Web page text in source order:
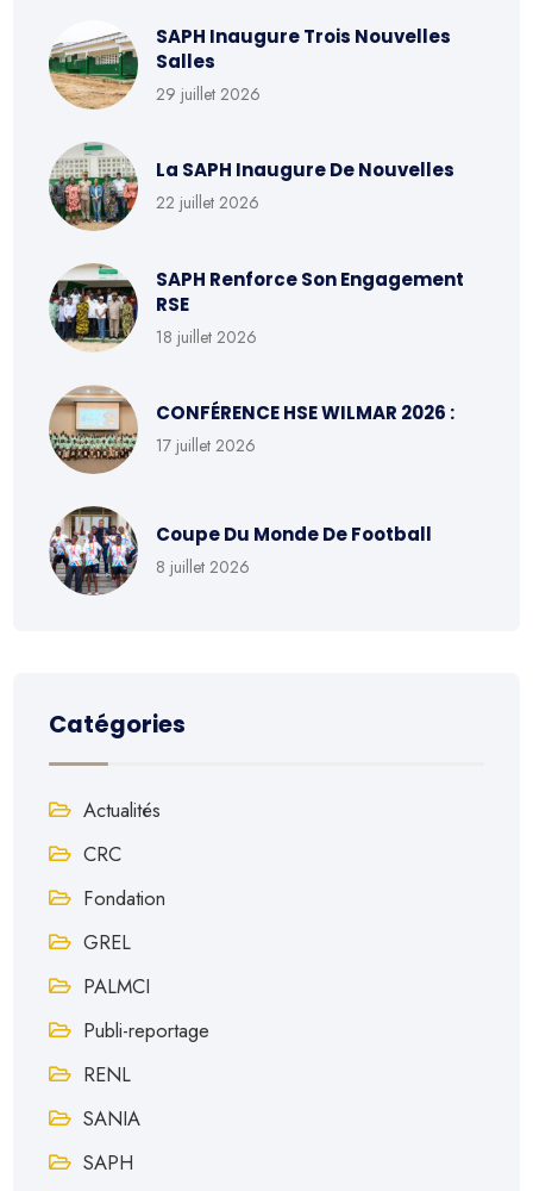
SAPH Inaugure Trois Nouvelles
Salles
29 juillet 2026
La SAPH Inaugure De Nouvelles
22 juillet 2026
SAPH Renforce Son Engagement
RSE
18 juillet 2026
CONFÉRENCE HSE WILMAR 2026 :
17 juillet 2026
Coupe Du Monde De Football
8 juillet 2026
Catégories
Actualités
CRC
Fondation
GREL
PALMCI
Publi-reportage
RENL
SANIA
SAPH